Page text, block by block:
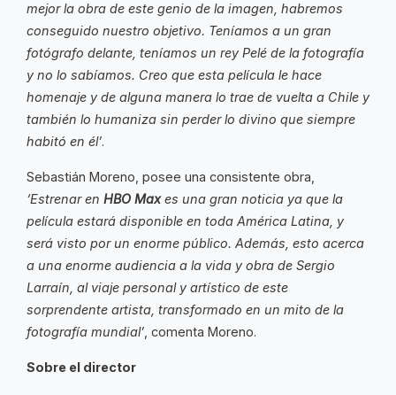
mejor la obra de este genio de la imagen, habremos
conseguido nuestro objetivo. Teníamos a un gran
fotógrafo delante, teníamos un rey Pelé de la fotografía
y no lo sabíamos. Creo que esta película le hace
homenaje y de alguna manera lo trae de vuelta a Chile y
también lo humaniza sin perder lo divino que siempre
habitó en él’.
Sebastián Moreno, posee una consistente obra,
‘Estrenar en HBO Maxes una gran noticia ya que la
película estará disponible en toda América Latina, y
será visto por un enorme público. Además, esto acerca
a una enorme audiencia a la vida y obra de Sergio
Larraín, al viaje personal y artístico de este
sorprendente artista, transformado en un mito de la
fotografía mundial’ , comenta Moreno.
Sobre el director